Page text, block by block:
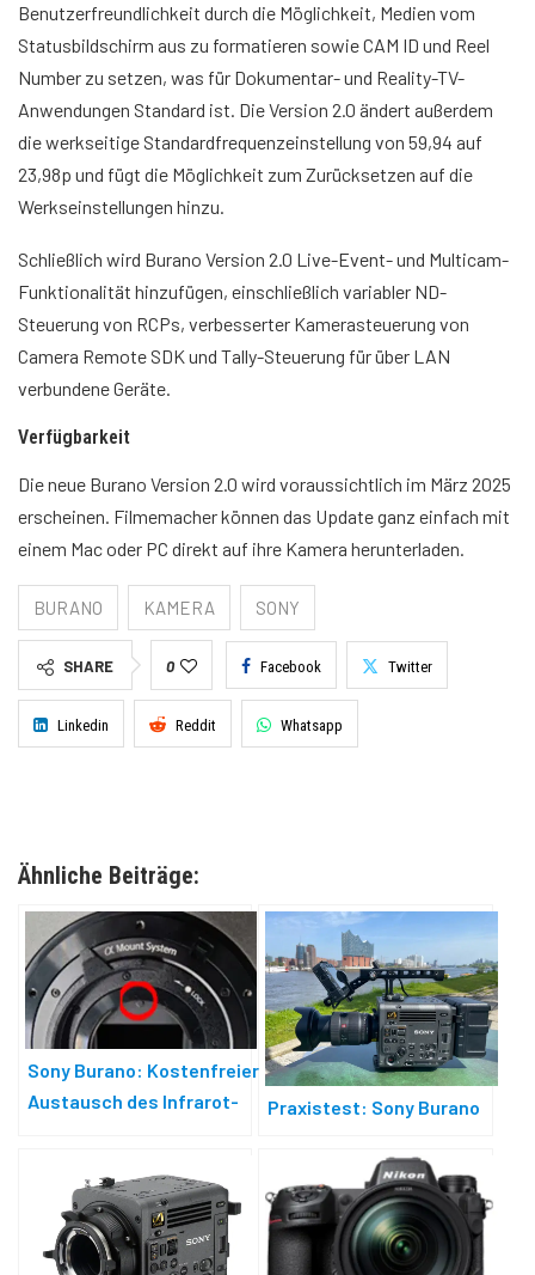
Benutzerfreundlichkeit durch die Möglichkeit, Medien vom
Statusbildschirm aus zu formatieren sowie CAM ID und Reel
Number zu setzen, was für Dokumentar- und Reality-TV-
Anwendungen Standard ist. Die Version 2.0 ändert außerdem
die werkseitige Standardfrequenzeinstellung von 59,94 auf
23,98p und fügt die Möglichkeit zum Zurücksetzen auf die
Werkseinstellungen hinzu.
Schließlich wird Burano Version 2.0 Live-Event- und Multicam-
Funktionalität hinzufügen, einschließlich variabler ND-
Steuerung von RCPs, verbesserter Kamerasteuerung von
Camera Remote SDK und Tally-Steuerung für über LAN
verbundene Geräte.
Verfügbarkeit
Die neue Burano Version 2.0 wird voraussichtlich im März 2025
erscheinen. Filmemacher können das Update ganz einfach mit
einem Mac oder PC direkt auf ihre Kamera herunterladen.
BURANO KAMERA SONY
SHARE 0 Facebook Twitter
Linkedin Reddit Whatsapp
Ähnliche Beiträge:
Sony Burano: Kostenfreier
Austausch des Infrarot-
Praxistest: Sony Burano